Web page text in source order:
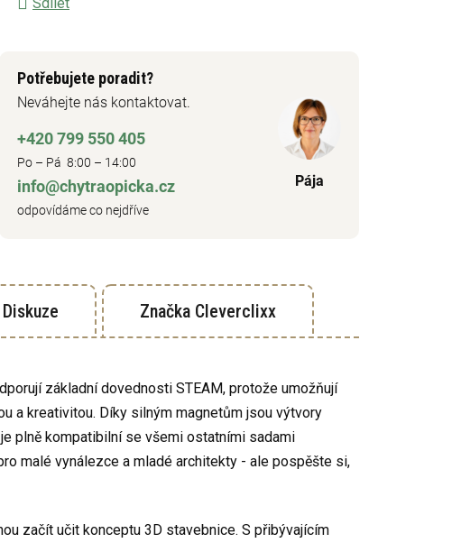
Potřebujete poradit?
Neváhejte nás kontaktovat.
+420 799 550 405
Po – Pá 8:00 – 14:00
info@chytraopicka.cz
odpovídáme co nejdříve
Pája
Diskuze ZnačkaCleverclixx
základní dovednosti STEAM, protože umožňují
a kreativitou. Díky silným magnetům jsou výtvory
plně kompatibilní se všemi ostatními sadami
malé vynálezce a mladé architekty - ale pospěšte si,
začít učit konceptu 3D stavebnice. S přibývajícím